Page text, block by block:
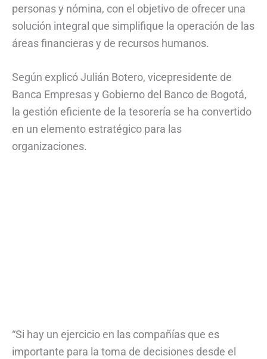
personas y nómina, con el objetivo de ofrecer una
solución integral que simplifique la operación de las
áreas financieras y de recursos humanos.
Según explicó Julián Botero, vicepresidente de
Banca Empresas y Gobierno del Banco de Bogotá,
la gestión eficiente de la tesorería se ha convertido
en un elemento estratégico para las
organizaciones.
“Si hay un ejercicio en las compañías que es
importante para la toma de decisiones desde el